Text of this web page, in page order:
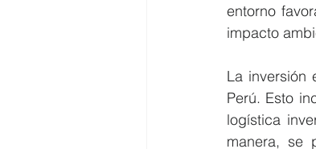
entorno
impacto
La inversión
Perú. Esto
logística
manera, se